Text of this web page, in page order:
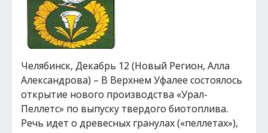
Челябинск, Декабрь 12 (Новый Регион, Алла
Александрова) – В Верхнем Уфалее состоялось
открытие нового производства «Урал-
Пеллетс» по выпуску твердого биотоплива.
Речь идет о древесных гранулах («пеллетах»),